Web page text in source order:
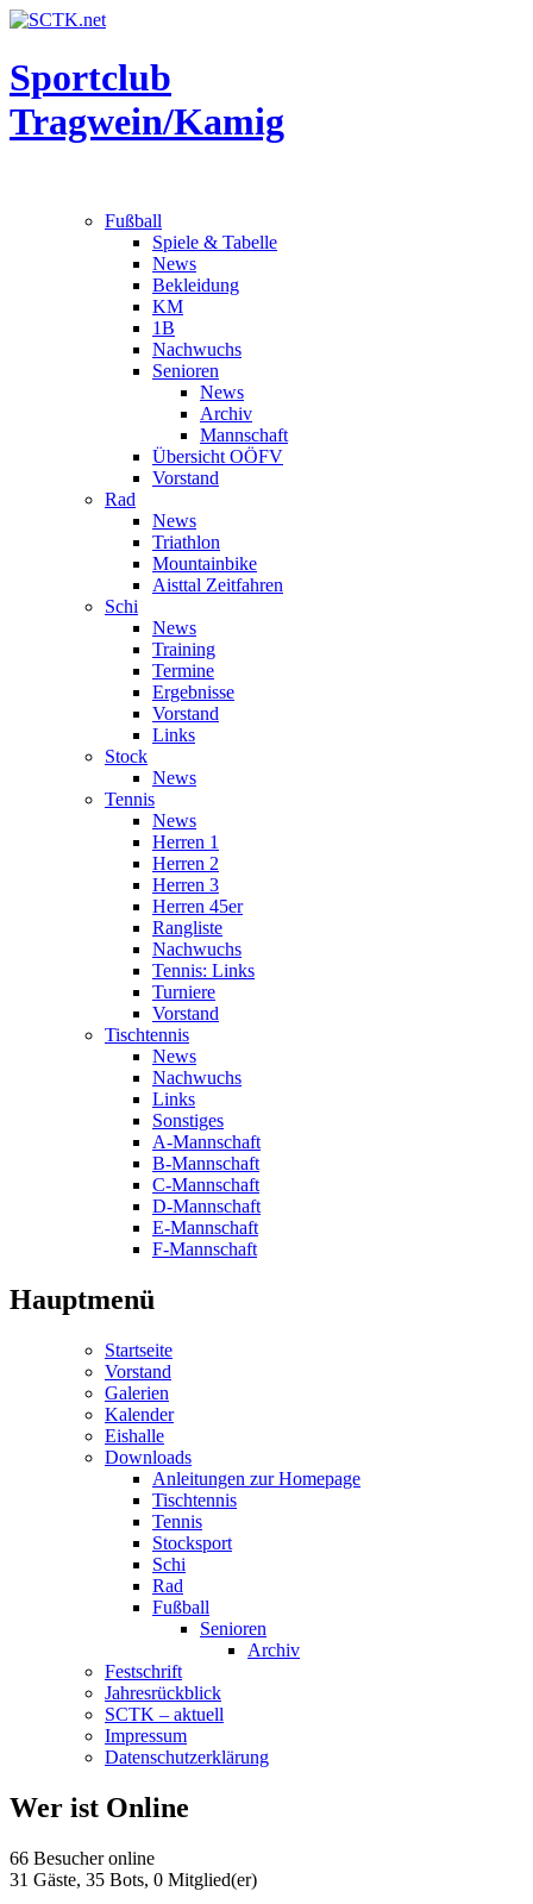
Sportclub
Tragwein/Kamig
Fußball
Spiele & Tabelle
News
Bekleidung
KM
1B
Nachwuchs
Senioren
News
Archiv
Mannschaft
Übersicht OÖFV
Vorstand
Rad
News
Triathlon
Mountainbike
Aisttal Zeitfahren
Schi
News
Training
Termine
Ergebnisse
Vorstand
Links
Stock
News
Tennis
News
Herren 1
Herren 2
Herren 3
Herren 45er
Rangliste
Nachwuchs
Tennis: Links
Turniere
Vorstand
Tischtennis
News
Nachwuchs
Links
Sonstiges
A-Mannschaft
B-Mannschaft
C-Mannschaft
D-Mannschaft
E-Mannschaft
F-Mannschaft
Hauptmenü
Startseite
Vorstand
Galerien
Kalender
Eishalle
Downloads
Anleitungen zur Homepage
Tischtennis
Tennis
Stocksport
Schi
Rad
Fußball
Senioren
Archiv
Festschrift
Jahresrückblick
SCTK – aktuell
Impressum
Datenschutzerklärung
Wer ist Online
66 Besucher online
31 Gäste, 35 Bots, 0 Mitglied(er)